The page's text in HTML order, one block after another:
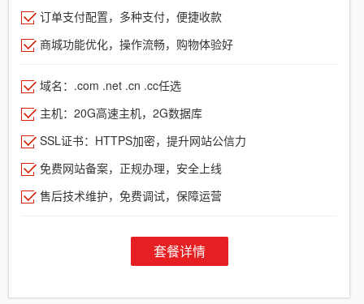
订单支付配置，多种支付，便捷收款
商城功能优化，操作流畅，购物体验好
域名：.com .net .cn .cc任选
主机：20G高速主机，2G数据库
SSL证书：HTTPS加密，提升网站公信力
免费网站备案，正规办理，安全上线
售后技术维护，免费调试，保障运营
套餐详情